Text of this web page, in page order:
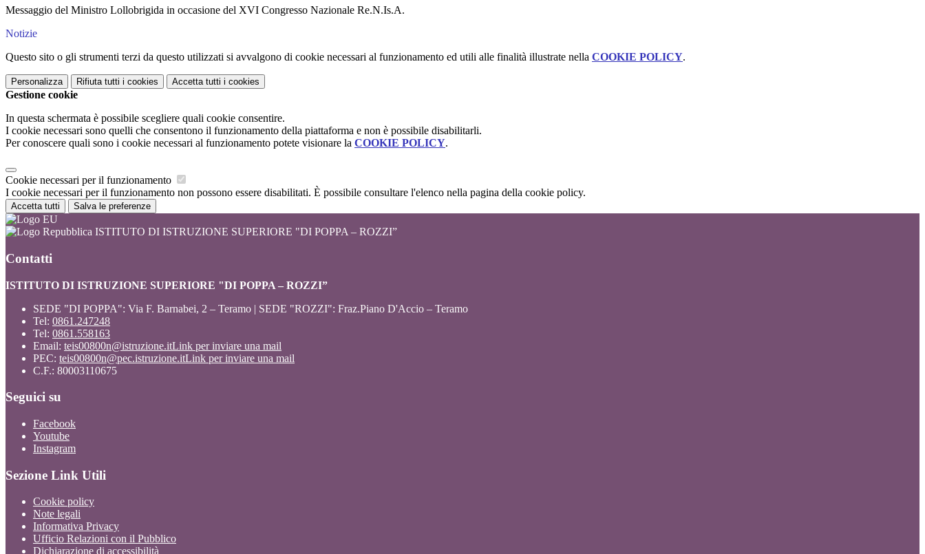
Messaggio del Ministro Lollobrigida in occasione del XVI Congresso Nazionale Re.N.Is.A.
Notizie
Questo sito o gli strumenti terzi da questo utilizzati si avvalgono di cookie necessari al funzionamento ed utili alle finalità illustrate nella COOKIE POLICY.
Personalizza Rifiuta tutti i cookies Accetta tutti i cookies
Gestione cookie
In questa schermata è possibile scegliere quali cookie consentire.
I cookie necessari sono quelli che consentono il funzionamento della piattaforma e non è possibile disabilitarli.
Per conoscere quali sono i cookie necessari al funzionamento potete visionare la COOKIE POLICY.
Cookie necessari per il funzionamento
I cookie necessari per il funzionamento non possono essere disabilitati. È possibile consultare l'elenco nella pagina della cookie policy.
Accetta tutti Salva le preferenze
ISTITUTO DI ISTRUZIONE SUPERIORE "DI POPPA – ROZZI”
Contatti
ISTITUTO DI ISTRUZIONE SUPERIORE "DI POPPA – ROZZI”
SEDE "DI POPPA": Via F. Barnabei, 2 – Teramo | SEDE "ROZZI": Fraz.Piano D'Accio – Teramo
Tel: 0861.247248
Tel: 0861.558163
Email: teis00800n@istruzione.itLink per inviare una mail
PEC: teis00800n@pec.istruzione.itLink per inviare una mail
C.F.: 80003110675
Seguici su
Facebook
Youtube
Instagram
Sezione Link Utili
Cookie policy
Note legali
Informativa Privacy
Ufficio Relazioni con il Pubblico
Dichiarazione di accessibilità